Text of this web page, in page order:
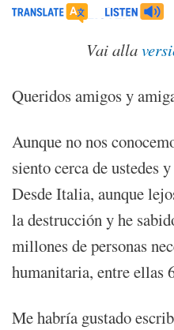
Vai alla
Queridos amigos y
Aunque no nos
siento cerca de ustedes
Desde Italia, aunque
la destrucción y he
millones de personas
humanitaria, entre ellas
Me habría gustado